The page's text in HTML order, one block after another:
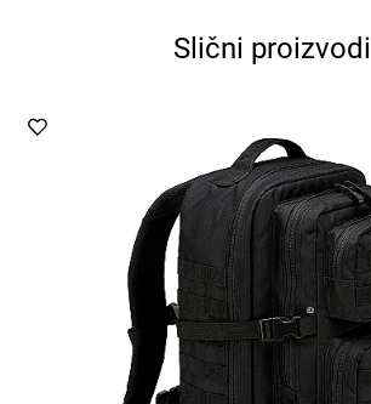
Slični proizvodi